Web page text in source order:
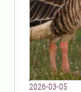
2026-03-05